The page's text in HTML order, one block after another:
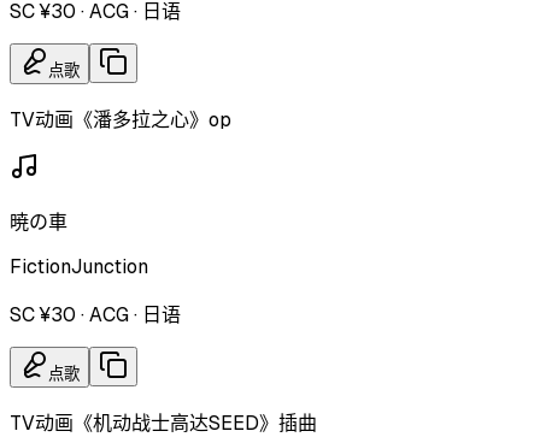
SC ¥30 ·ACG· 日语
点歌
TV动画《潘多拉之心》op
暁の車
FictionJunction
SC ¥30 ·ACG· 日语
点歌
TV动画《机动战士高达SEED》插曲